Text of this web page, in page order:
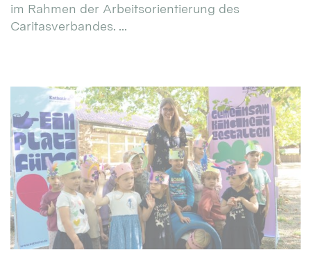
im Rahmen der Arbeitsorientierung des
Caritasverbandes. ...